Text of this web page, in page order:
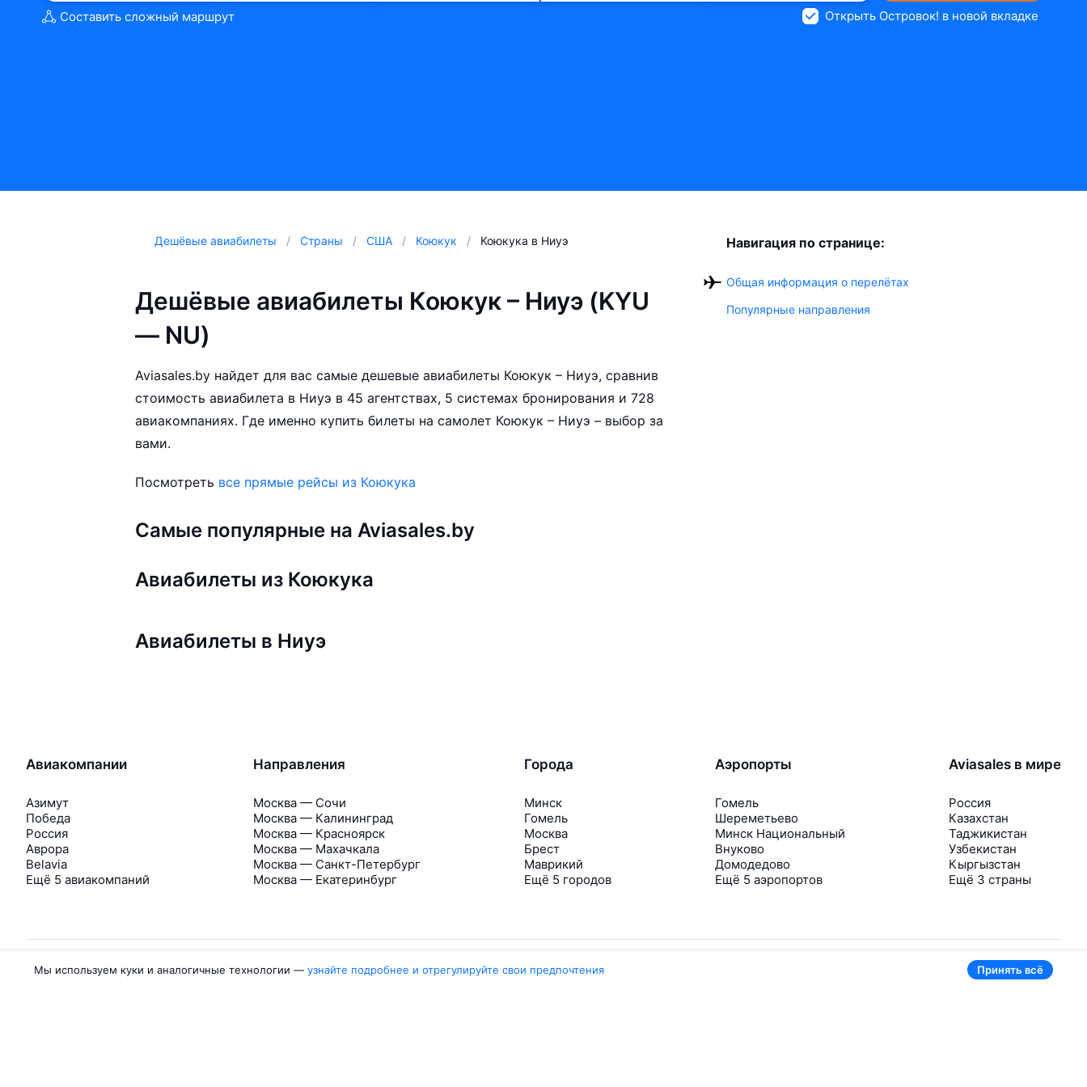
Составить сложный маршрут Открыть Островок! в новой вкладке
Дешёвые авиабилеты Страны США Коюкук Коюкука в Ниуэ
Дешёвые авиабилеты Коюкук – Ниуэ (KYU
— NU)
Aviasales.by найдет для вас самые дешевые авиабилеты Коюкук – Ниуэ, сравнив
стоимость авиабилета в Ниуэ в 45 агентствах, 5 системах бронирования и 728
авиакомпаниях. Где именно купить билеты на самолет Коюкук – Ниуэ – выбор за
вами.
Посмотреть все прямые рейсы из Коюкука
Самые популярные на Aviasales.by
Авиабилеты из Коюкука
Авиабилеты в Ниуэ
Навигация по странице:
Общая информация о перелётах
Популярные направления
Авиакомпании
Азимут
Победа
Россия
Аврора
Belavia
Ещё 5 авиакомпаний
Направления
Москва — Сочи
Москва — Калининград
Москва — Красноярск
Москва — Махачкала
Москва — Санкт-Петербург
Москва — Екатеринбург
Города
Минск
Гомель
Москва
Брест
Маврикий
Ещё 5 городов
Аэропорты
Гомель
Шереметьево
Минск Национальный
Внуково
Домодедово
Ещё 5 аэропортов
Aviasales в мире
Россия
Казахстан
Таджикистан
Узбекистан
Кыргызстан
Ещё 3 страны
Мы используем куки и аналогичные технологии — узнайте подробнее и отрегулируйте свои предпочтения Принять всё